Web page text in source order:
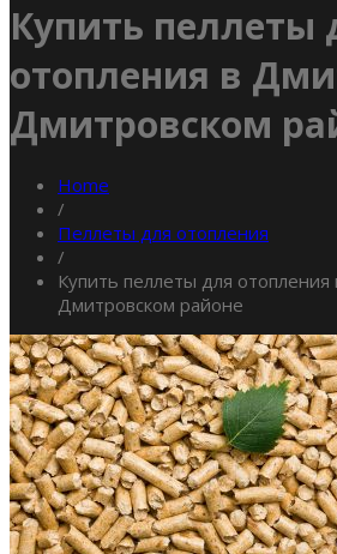
Купить пеллеты
отопления в
Дмитровском
Home
/
Пеллеты для отопления
/
Купить пеллеты для
Дмитровском районе